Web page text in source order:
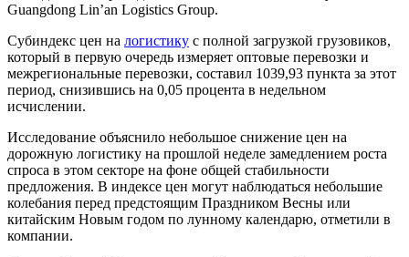
Guangdong Lin’an Logistics Group.
Субиндекс цен на логистику с полной загрузкой грузовиков,
который в первую очередь измеряет оптовые перевозки и
межрегиональные перевозки, составил 1039,93 пункта за этот
период, снизившись на 0,05 процента в недельном
исчислении.
Исследование объяснило небольшое снижение цен на
дорожную логистику на прошлой неделе замедлением роста
спроса в этом секторе на фоне общей стабильности
предложения. В индексе цен могут наблюдаться небольшие
колебания перед предстоящим Праздником Весны или
китайским Новым годом по лунному календарю, отметили в
компании.